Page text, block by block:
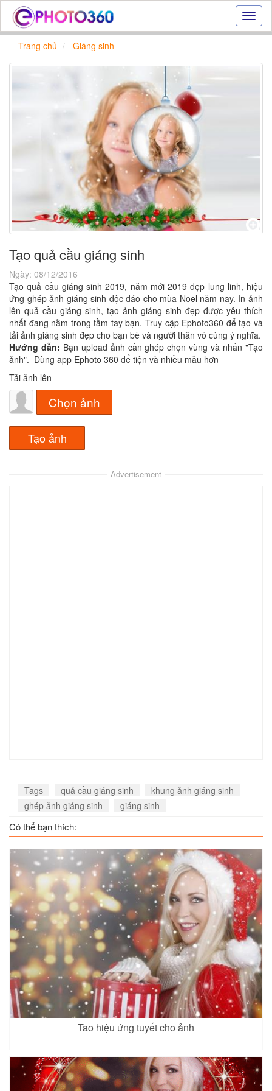
Hiệu
ứng
|
Trang chủ Giáng sinh
Tạo quả cầu giáng sinh
Ngày: 08/12/2016
Tạo quả cầu giáng sinh 2019, năm mới 2019 đẹp lung linh, hiệu
ứng ghép ảnh giáng sinh độc đáo cho mùa Noel năm nay. In ảnh
lên quả cầu giáng sinh, tạo ảnh giáng sinh đẹp được yêu thích
nhất đang nằm trong tầm tay bạn. Truy cập Ephoto360 để tạo và
tải ảnh giáng sinh đẹp cho bạn bè và người thân vô cùng ý nghĩa.
Hướng dẫn: Bạn upload ảnh cần ghép chọn vùng và nhấn "Tạo
ảnh". Dùng app Ephoto 360 để tiện và nhiều mẫu hơn
Tải ảnh lên
Chọn ảnh
Advertisement
Tags quả cầu giáng sinh
khung ảnh giáng sinh
ghép ảnh giáng sinh
giáng sinh
Có thể bạn thích:
Tao hiệu ứng tuyết cho ảnh